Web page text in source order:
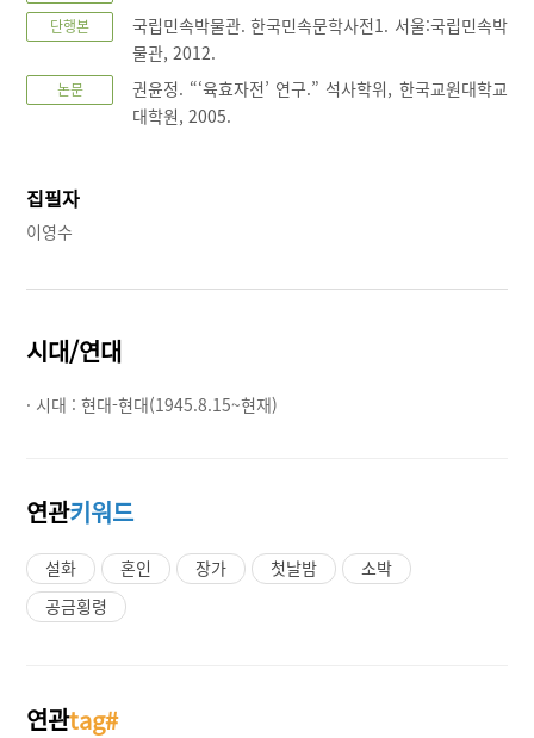
단행본
국립민속박물관. 한국민속문학사전1. 서울:국립민속박
물관, 2012.
논문
권윤정. “‘육효자전’ 연구.” 석사학위, 한국교원대학교
대학원, 2005.
집필자
이영수
시대/연대
· 시대 :현대-현대(1945.8.15~현재)
연관키워드
설화 혼인 장가 첫날밤
소박
공금횡령
연관tag#